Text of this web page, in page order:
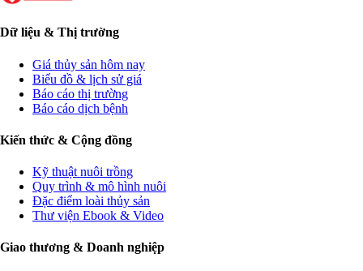
Dữ liệu & Thị trường
Giá thủy sản hôm nay
Biểu đồ & lịch sử giá
Báo cáo thị trường
Báo cáo dịch bệnh
Kiến thức & Cộng đồng
Kỹ thuật nuôi trồng
Quy trình & mô hình nuôi
Đặc điểm loài thủy sản
Thư viện Ebook & Video
Giao thương & Doanh nghiệp